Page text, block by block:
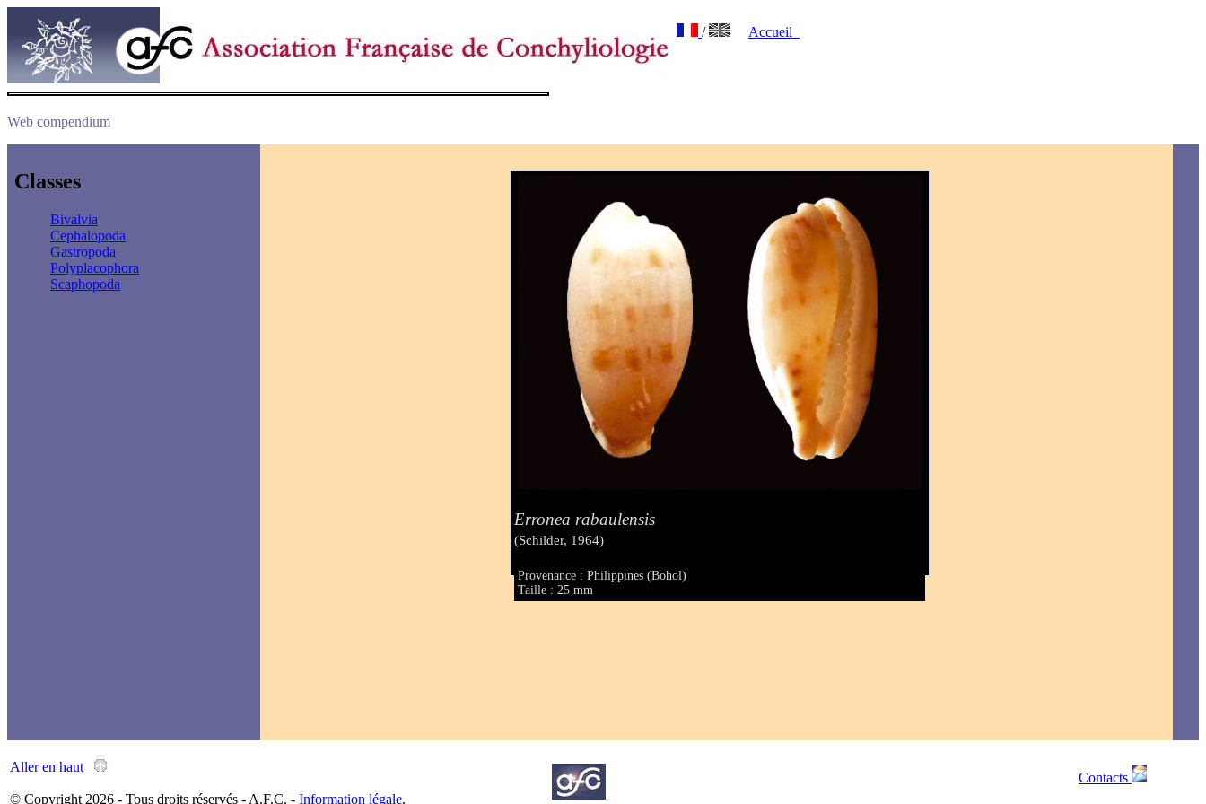
/ Accueil
Web compendium
Classes
Bivalvia
Cephalopoda
Gastropoda
Polyplacophora
Scaphopoda
Erronea rabaulensis
(Schilder, 1964)
Provenance : Philippines (Bohol)
Taille : 25 mm
Aller en haut
© Copyright 2026 - Tous droits réservés - A.F.C. - Information légale.
Contacts